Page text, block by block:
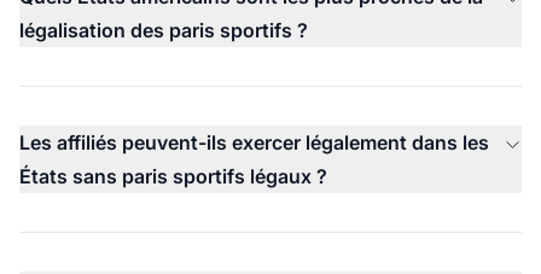
légalisation des paris sportifs ?
Les affiliés peuvent-ils exercer légalement dans les
États sans paris sportifs légaux ?